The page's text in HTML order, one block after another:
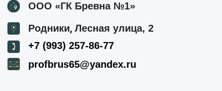
ООО «ГК Бревна №1»
Родники, Лесная улица, 2
+7 (993) 257-86-77
profbrus65@yandex.ru